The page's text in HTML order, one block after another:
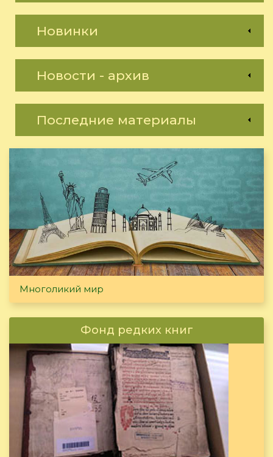
Новинки
Новости - архив
Последние материалы
Многоликий мир
Фонд редких книг